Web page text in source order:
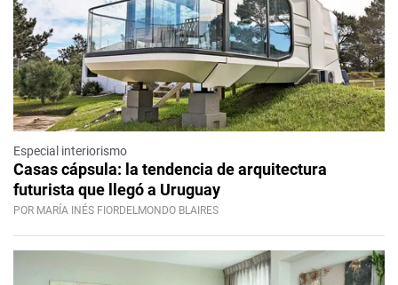
Especial interiorismo
Casas cápsula: la tendencia de arquitectura
futurista que llegó a Uruguay
POR MARÍA INÉS FIORDELMONDO BLAIRES